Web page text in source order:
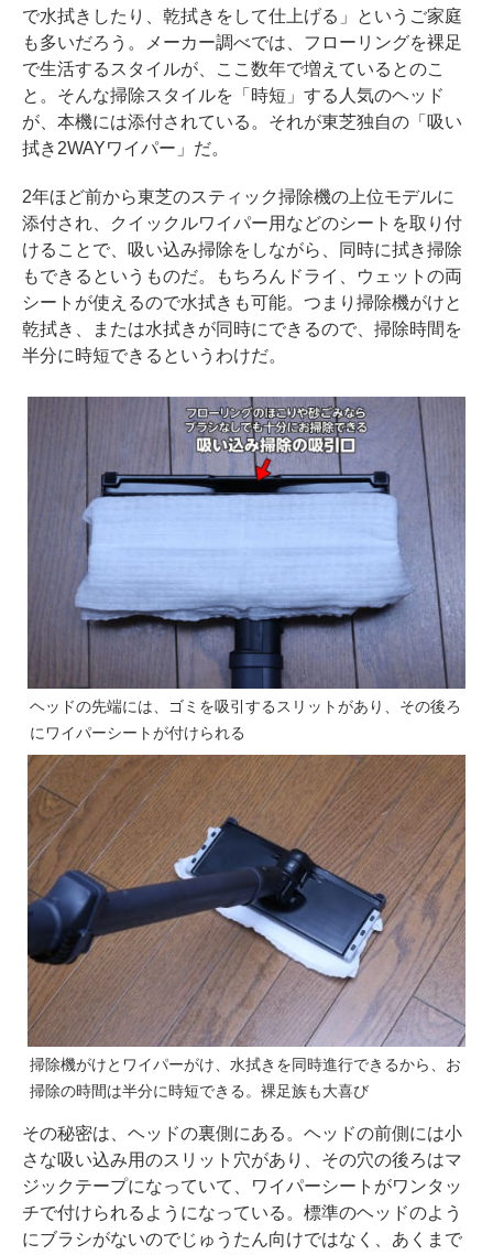
で水拭きしたり、乾拭きをして仕上げる」というご家庭
も多いだろう。メーカー調べでは、フローリングを裸足
で生活するスタイルが、ここ数年で増えているとのこ
と。そんな掃除スタイルを「時短」する人気のヘッド
が、本機には添付されている。それが東芝独自の「吸い
拭き2WAYワイパー」だ。
2年ほど前から東芝のスティック掃除機の上位モデルに
添付され、クイックルワイパー用などのシートを取り付
けることで、吸い込み掃除をしながら、同時に拭き掃除
もできるというものだ。もちろんドライ、ウェットの両
シートが使えるので水拭きも可能。つまり掃除機がけと
乾拭き、または水拭きが同時にできるので、掃除時間を
半分に時短できるというわけだ。
ヘッドの先端には、ゴミを吸引するスリットがあり、その後ろ
にワイパーシートが付けられる
掃除機がけとワイパーがけ、水拭きを同時進行できるから、お
掃除の時間は半分に時短できる。裸足族も大喜び
その秘密は、ヘッドの裏側にある。ヘッドの前側には小
さな吸い込み用のスリット穴があり、その穴の後ろはマ
ジックテープになっていて、ワイパーシートがワンタッ
チで付けられるようになっている。標準のヘッドのよう
にブラシがないのでじゅうたん向けではなく、あくまで